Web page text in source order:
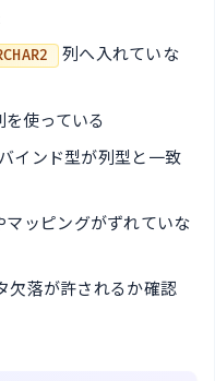
列へ入れていな
を使っている
ンド型が列型と一致
ッピングがずれていな
欠落が許されるか確認